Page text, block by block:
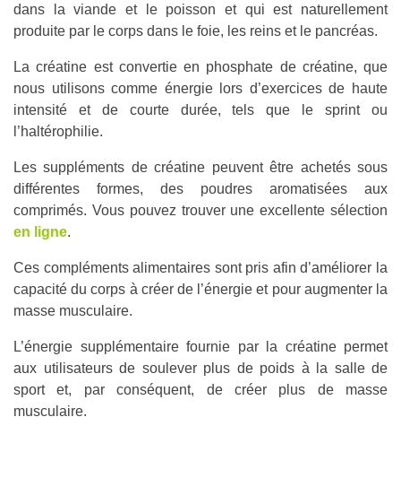
dans la viande et le poisson et qui est naturellement
produite par le corps dans le foie, les reins et le pancréas.
La créatine est convertie en phosphate de créatine, que
nous utilisons comme énergie lors d’exercices de haute
intensité et de courte durée, tels que le sprint ou
l’haltérophilie.
Les suppléments de créatine peuvent être achetés sous
différentes formes, des poudres aromatisées aux
comprimés. Vous pouvez trouver une excellente sélection
en ligne.
Ces compléments alimentaires sont pris afin d’améliorer la
capacité du corps à créer de l’énergie et pour augmenter la
masse musculaire.
L’énergie supplémentaire fournie par la créatine permet
aux utilisateurs de soulever plus de poids à la salle de
sport et, par conséquent, de créer plus de masse
musculaire.